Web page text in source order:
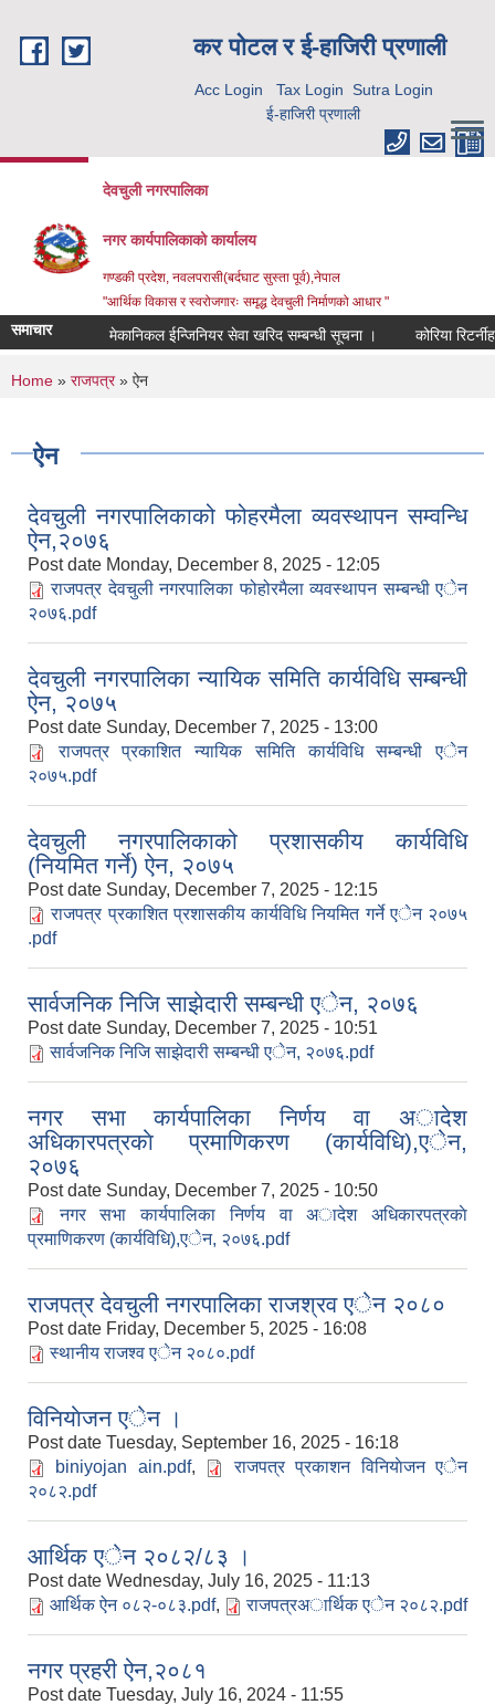
कर पाेटल र ई-हाजिरी प्रणाली
Acc Login Tax Login Sutra Login
ई-हाजिरी प्रणाली
देवचुली नगरपालिका
नगर कार्यपालिकाको कार्यालय
गण्डकी प्रदेश, नवलपरासी(बर्दघाट सुस्ता पूर्व),नेपाल
"आर्थिक विकास र स्वरोजगारः समृद्ध देवचुली निर्माणको आधार "
समाचार मेकानिकल ईन्जिनियर सेवा खरिद सम्बन्धी सूचना । कोरिया
You are here
Home » राजपत्र» ऐन
ऐन
देवचुली नगरपालिकाको फोहरमैला व्यवस्थापन सम्वन्धि
ऐन,२०७६
Post date Monday, December 8, 2025 - 12:05
राजपत्र देवचुली नगरपालिका फोहोरमैला व्यवस्थापन सम्बन्धी एेन
२०७६.pdf
देवचुली नगरपालिका न्यायिक समिति कार्यविधि सम्बन्धी
ऐन, २०७५
Post date Sunday, December 7, 2025 - 13:00
राजपत्र प्रकाशित न्यायिक समिति कार्यविधि सम्बन्धी एेन
२०७५.pdf
देवचुली नगरपालिकाको प्रशासकीय कार्यविधि
(नियमित गर्ने) ऐन, २०७५
Post date Sunday, December 7, 2025 - 12:15
राजपत्र प्रकाशित प्रशासकीय कार्यविधि नियमित गर्ने एेन २०७५
.pdf
सार्वजनिक निजि साझेदारी सम्बन्धी एेन, २०७६
Post date Sunday, December 7, 2025 - 10:51
सार्वजनिक निजि साझेदारी सम्बन्धी एेन, २०७६.pdf
नगर सभा कार्यपालिका निर्णय वा अादेश
अधिकारपत्रकाे प्रमाणिकरण (कार्यविधि),एेन,
२०७६
Post date Sunday, December 7, 2025 - 10:50
नगर सभा कार्यपालिका निर्णय वा अादेश अधिकारपत्रकाे
प्रमाणिकरण (कार्यविधि),एेन, २०७६.pdf
राजपत्र देवचुली नगरपालिका राजश्रव एेन २०८०
Post date Friday, December 5, 2025 - 16:08
स्थानीय राजश्व एेन २०८०.pdf
विनियाेजन एेन ।
Post date Tuesday, September 16, 2025 - 16:18
biniyojan ain.pdf,
राजपत्र प्रकाशन विनियाेजन एेन
२०८२.pdf
आर्थिक एेन २०८२/८३ ।
Post date Wednesday, July 16, 2025 - 11:13
आर्थिक ऐन ०८२-०८३.pdf, राजपत्रअार्थिक एेन २०८२.pdf
नगर प्रहरी ऐन,२०८१
Post date Tuesday, July 16, 2024 - 11:55